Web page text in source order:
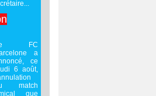
FC
a
ce
6 août,
match
que